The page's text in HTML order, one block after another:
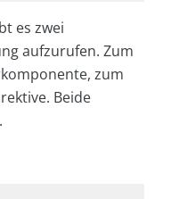
es zwei
aufzurufen. Zum
zum
Beide